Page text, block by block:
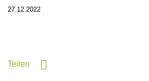
27.12.2022
Teilen